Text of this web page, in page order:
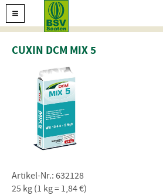
CUXIN DCM MIX 5
Artikel-Nr.: 632128
25 kg (1 kg = 1,84 €)